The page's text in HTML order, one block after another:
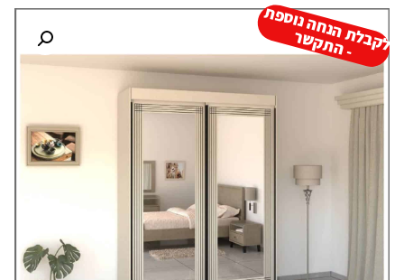
ל
ק
ב
ל
ת
הנ
ח
ה נו
ס
פ
ת
-
ה
ת
ק
ש
ר